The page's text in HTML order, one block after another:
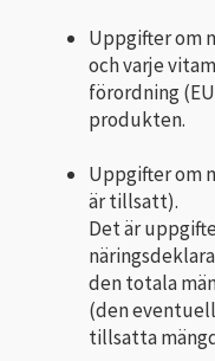
Uppgifter om
och varje
förordning
produkten.
Uppgifter om
är tillsatt).
Det är
den totala
(den
tillsatta